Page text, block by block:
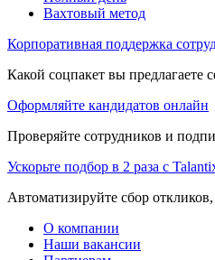
Вахтовый метод
Корпоративная поддержка
Какой соцпакет вы предлагаете
Оформляйте кандидатов онлайн
Проверяйте сотрудников и
Ускорьте подбор в 2 раза с
Автоматизируйте сбор
О компании
Наши вакансии